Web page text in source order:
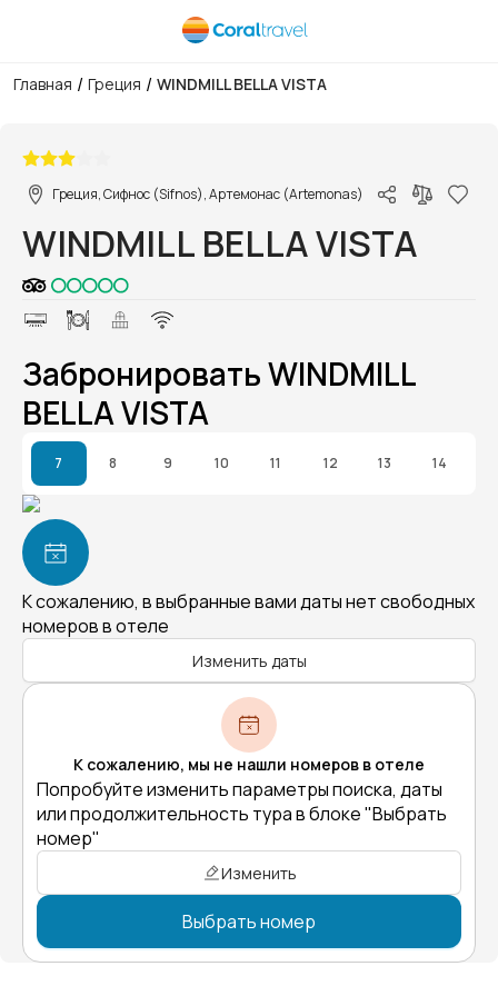
Главная / Греция / WINDMILL BELLA VISTA
Греция, Сифнос (Sifnos), Артемонас (Artemonas)
WINDMILL BELLA VISTA
Забронировать WINDMILL
BELLA VISTA
7 8 9 10 11 12 13 14
К сожалению, в выбранные вами даты нет свободных
номеров в отеле
Изменить даты
К сожалению, мы не нашли номеров в отеле
Попробуйте изменить параметры поиска, даты
или продолжительность тура в блоке "Выбрать
номер"
Изменить
Выбрать номер